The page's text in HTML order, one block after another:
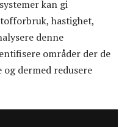
kan gi
hastighet,
denne
områder der de
dermed redusere